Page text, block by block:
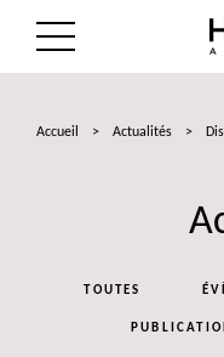
LES AVOCATS
TALENTS
Accueil > Actualités >
TOUTES